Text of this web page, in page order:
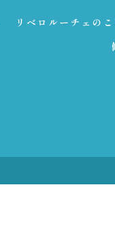
リベロルーチェのこ